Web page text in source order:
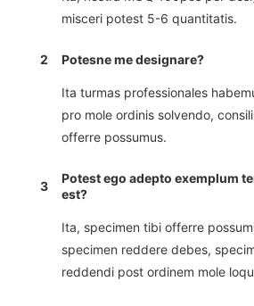
misceri potest 5-6 quantitatis.
2 Potesne me designare?
Ita turmas professionales
pro mole ordinis solvendo,
offerre possumus.
3
Potest ego adepto exemplum
est?
Ita, specimen tibi offerre
specimen reddere debes,
reddendi post ordinem mole